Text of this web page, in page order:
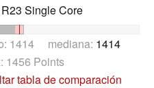
Single Core
1414 mediana: 1414
Points
tabla de comparación